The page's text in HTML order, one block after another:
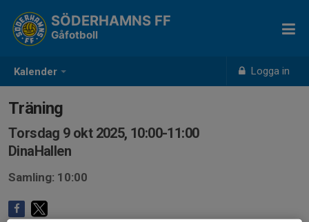
Kalender Logga in
SÖDERHAMNS FF
Gåfotboll
Träning
Torsdag 9 okt 2025, 10:00-11:00
DinaHallen
Samling: 10:00